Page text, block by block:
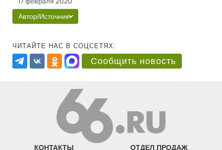
Автор/Источник
ЧИТАЙТЕ НАС В СОЦСЕТЯХ:
Сообщить новость
КОНТАКТЫ ОТДЕЛ ПРОДАЖ